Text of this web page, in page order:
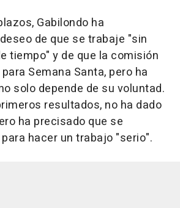
Gabilondo ha
de que se trabaje "sin
tiempo" y de que la comisión
Semana Santa, pero ha
solo depende de su voluntad.
resultados, no ha dado
ha precisado que se
hacer un trabajo "serio".